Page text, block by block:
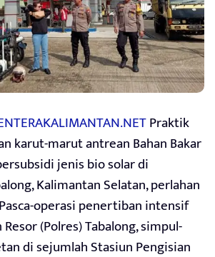
Praktik
karut-marut antrean Bahan Bakar
jenis bio solar di
Kalimantan Selatan, perlahan
operasi penertiban intensif
(Polres) Tabalong, simpul-
di sejumlah Stasiun Pengisian